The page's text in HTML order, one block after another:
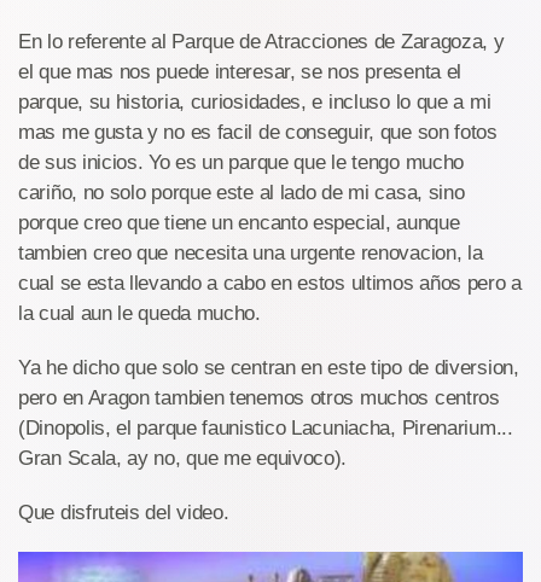
En lo referente al Parque de Atracciones de Zaragoza, y
el que mas nos puede interesar, se nos presenta el
parque, su historia, curiosidades, e incluso lo que a mi
mas me gusta y no es facil de conseguir, que son fotos
de sus inicios. Yo es un parque que le tengo mucho
cariño, no solo porque este al lado de mi casa, sino
porque creo que tiene un encanto especial, aunque
tambien creo que necesita una urgente renovacion, la
cual se esta llevando a cabo en estos ultimos años pero a
la cual aun le queda mucho.
Ya he dicho que solo se centran en este tipo de diversion,
pero en Aragon tambien tenemos otros muchos centros
(Dinopolis, el parque faunistico Lacuniacha, Pirenarium...
Gran Scala, ay no, que me equivoco).
Que disfruteis del video.